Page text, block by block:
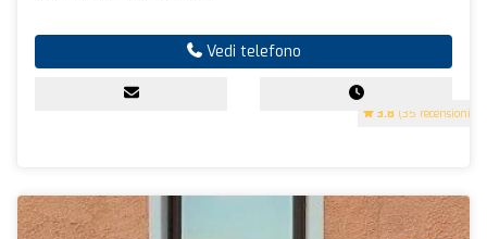
3.8 (35 recensioni)
Vedi telefono